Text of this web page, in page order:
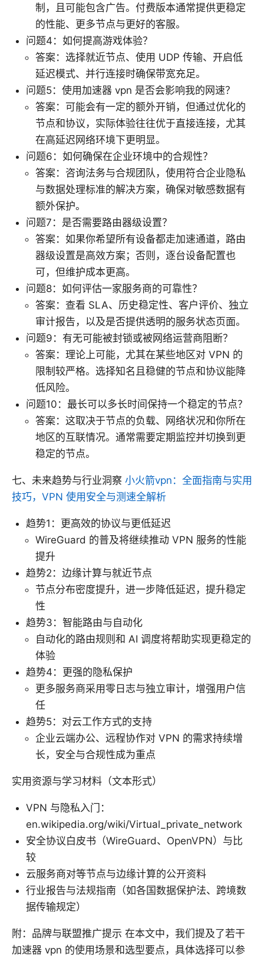
制，且可能包含广告。付费版本通常提供更稳定
的性能、更多节点与更好的客服。
问题4：如何提高游戏体验？
答案：选择就近节点、使用 UDP 传输、开启低
延迟模式、并行连接时确保带宽充足。
问题5：使用加速器 vpn 是否会影响我的网速？
答案：可能会有一定的额外开销，但通过优化的
节点和协议，实际体验往往优于直接连接，尤其
在高延迟网络环境下更明显。
问题6：如何确保在企业环境中的合规性？
答案：咨询法务与合规团队，使用符合企业隐私
与数据处理标准的解决方案，确保对敏感数据有
额外保护。
问题7：是否需要路由器级设置？
答案：如果你希望所有设备都走加速通道，路由
器级设置是高效方案；否则，逐台设备配置也
可，但维护成本更高。
问题8：如何评估一家服务商的可靠性？
答案：查看 SLA、历史稳定性、客户评价、独立
审计报告，以及是否提供透明的服务状态页面。
问题9：有无可能被封锁或被网络运营商阻断？
答案：理论上可能，尤其在某些地区对 VPN 的
限制较严格。选择知名且稳健的节点和协议能降
低风险。
问题10：最长可以多长时间保持一个稳定的节点？
答案：这取决于节点的负载、网络状况和你所在
地区的互联情况。通常需要定期监控并切换到更
稳定的节点。
七、未来趋势与行业洞察 小火箭vpn：全面指南与实用
技巧，VPN 使用安全与测速全解析
趋势1：更高效的协议与更低延迟
WireGuard 的普及将继续推动 VPN 服务的性能
提升
趋势2：边缘计算与就近节点
节点分布密度提升，进一步降低延迟，提升稳定
性
趋势3：智能路由与自动化
自动化的路由规则和 AI 调度将帮助实现更稳定的
体验
趋势4：更强的隐私保护
更多服务商采用零日志与独立审计，增强用户信
任
趋势5：对云工作方式的支持
企业云端办公、远程协作对 VPN 的需求持续增
长，安全与合规性成为重点
实用资源与学习材料（文本形式）
VPN 与隐私入门：
en.wikipedia.org/wiki/Virtual_private_network
安全协议白皮书（WireGuard、OpenVPN）与比
较
云服务商对等节点与边缘计算的公开资料
行业报告与法规指南（如各国数据保护法、跨境数
据传输规定）
附：品牌与联盟推广提示 在本文中，我们提及了若干
加速器 vpn 的使用场景和选型要点，具体选择可以参